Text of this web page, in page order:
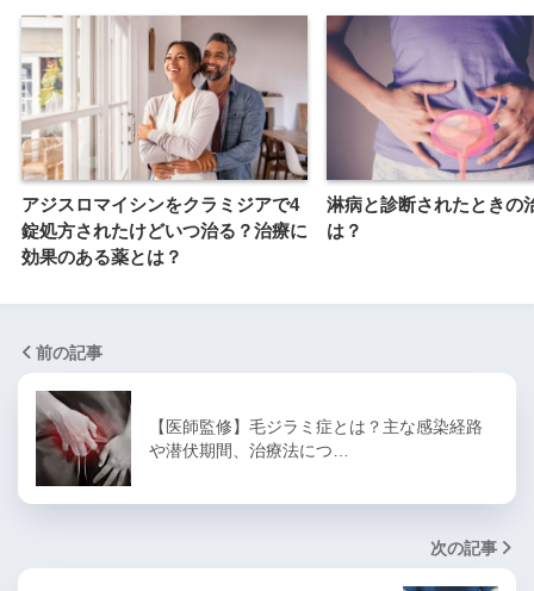
アジスロマイシンをクラミジアで4
錠処方されたけどいつ治る？治療に
効果のある薬とは？
淋病と診断されたときの
は？
前の記事
【医師監修】毛ジラミ症とは？主な感染経路
や潜伏期間、治療法につ…
次の記事